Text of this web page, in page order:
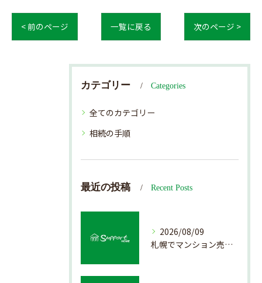
< 前のページ 一覧に戻る 次のページ >
カテゴリー Categories
全てのカテゴリー
相続の手順
最近の投稿 Recent Posts
2026/08/09
札幌でマンション売却を成功させる査定と準備方法